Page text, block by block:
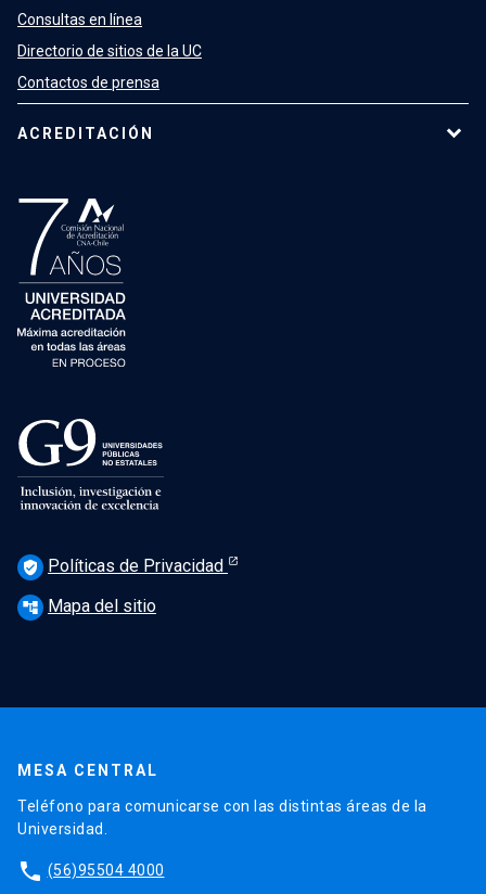
Consultas en línea
Directorio de sitios de la UC
Contactos de prensa
ACREDITACIÓN
verified_user Políticas de Privacidad
account_tree Mapa del sitio
MESA CENTRAL
Teléfono para comunicarse con las distintas áreas de la
Universidad.
phone (56)95504 4000